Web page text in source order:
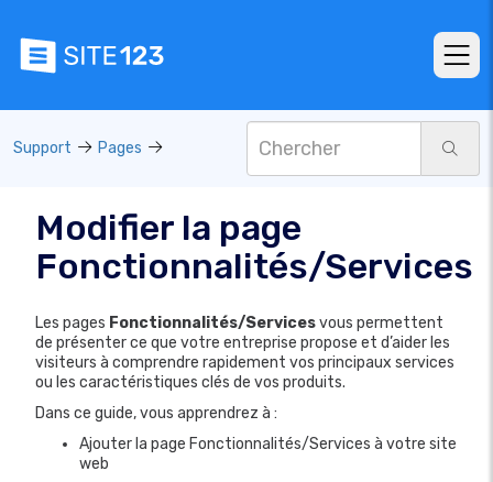
Support Pages
Modifier la page
Fonctionnalités/Services
Les pages Fonctionnalités/Servicesvous permettent
de présenter ce que votre entreprise propose et d’aider les
visiteurs à comprendre rapidement vos principaux services
ou les caractéristiques clés de vos produits.
Dans ce guide, vous apprendrez à :
Ajouter la page Fonctionnalités/Services à votre site
web